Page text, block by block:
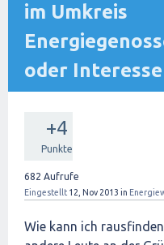
im Umkreis
oder
+4
Punkte
682 Aufrufe
Eingestellt 12, Nov 2013 in
Wie kann ich